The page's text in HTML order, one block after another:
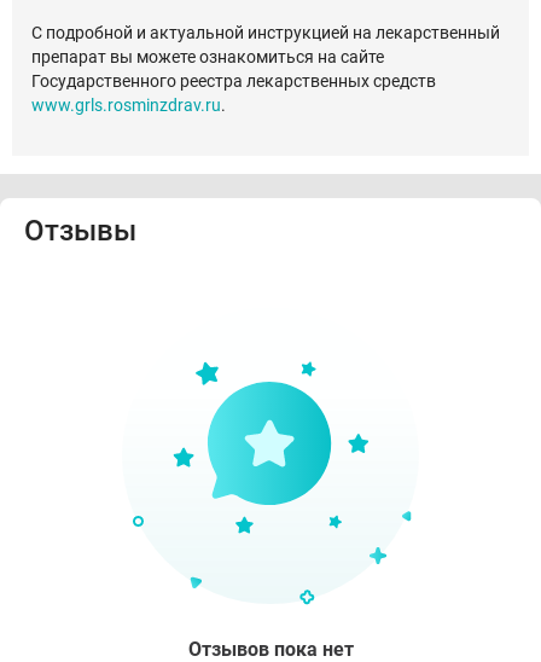
С подробной и актуальной инструкцией на лекарственный
препарат вы можете ознакомиться на сайте
Государственного реестра лекарственных средств
www.grls.rosminzdrav.ru.
Отзывы
Отзывов пока нет